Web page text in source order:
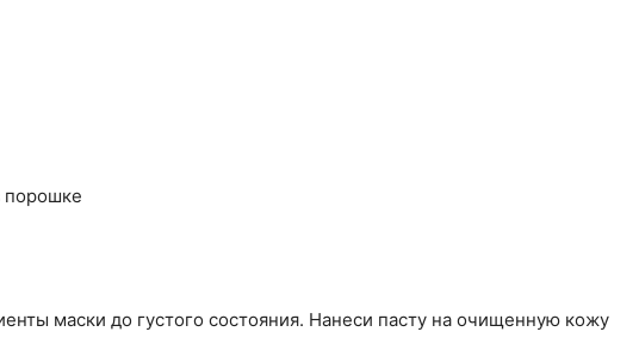
порошке
маски до густого состояния. Нанеси пасту на очищенную кожу